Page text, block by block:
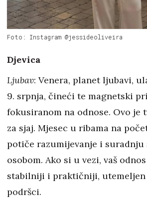
Foto: Instagram @jessideoliveira
Djevica
Ljubav: Venera, planet ljubavi,
9. srpnja, čineći te magnetski
fokusiranom na odnose. Ovo je
za sjaj. Mjesec u ribama na
potiče razumijevanje i suradnju
osobom. Ako si u vezi, vaš
stabilniji i praktičniji, utemeljen
podršci.